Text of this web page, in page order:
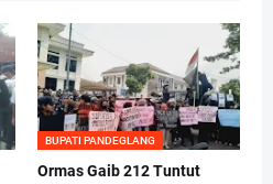
BUPATI PANDEGLANG
Ormas Gaib 212 Tuntut